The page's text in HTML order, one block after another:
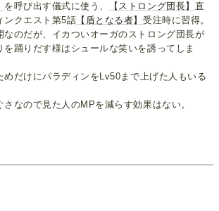
を呼び出す儀式に使う、 【ストロング団長】 直
ンクエスト第5話 【盾となる者】受注時に習得。
なのだが、イカついオーガのストロング団長が
踊りだす様はシュールな笑いを誘ってしま
めだけにパラディンをLv50まで上げた人もいる
なので見た人のMPを減らす効果はない。